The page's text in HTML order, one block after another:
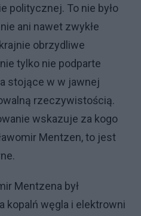
politycznej. To nie było
ani nawet zwykłe
obrzydliwe
tylko nie podparte
stojące w w jawnej
rzeczywistością.
wskazuje za kogo
Mentzen, to jest
Mentzena był
kopalń węgla i elektrowni